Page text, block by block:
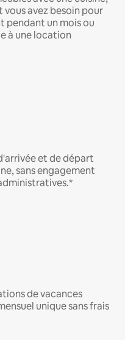
avez besoin pour
pendant un mois ou
à une location
et de départ
sans engagement
de vacances
unique sans frais